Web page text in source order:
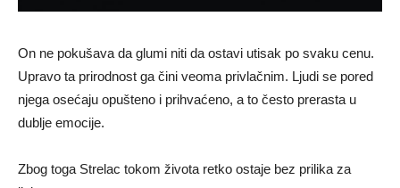
On ne pokušava da glumi niti da ostavi utisak po svaku cenu.
Upravo ta prirodnost ga čini veoma privlačnim. Ljudi se pored
njega osećaju opušteno i prihvaćeno, a to često prerasta u
dublje emocije.
Zbog toga Strelac tokom života retko ostaje bez prilika za